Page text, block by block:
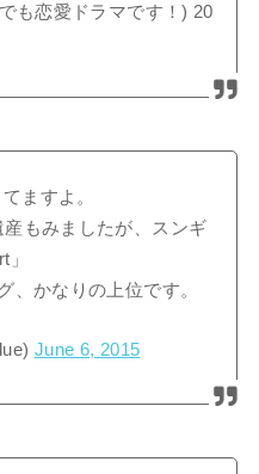
も恋愛ドラマです！) 20
ますよ。
もみましたが、スンギ
、かなりの上位です。
June 6, 2015